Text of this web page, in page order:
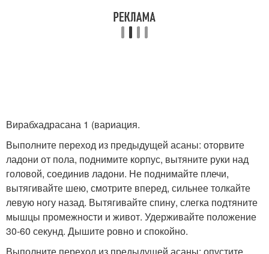
Вирабхадрасана 1 (вариация.
Выполните переход из предыдущей асаны: оторвите
ладони от пола, поднимите корпус, вытяните руки над
головой, соединив ладони. Не поднимайте плечи,
вытягивайте шею, смотрите вперед, сильнее толкайте
левую ногу назад. Вытягивайте спину, слегка подтяните
мышцы промежности и живот. Удерживайте положение
30-60 секунд. Дышите ровно и спокойно.